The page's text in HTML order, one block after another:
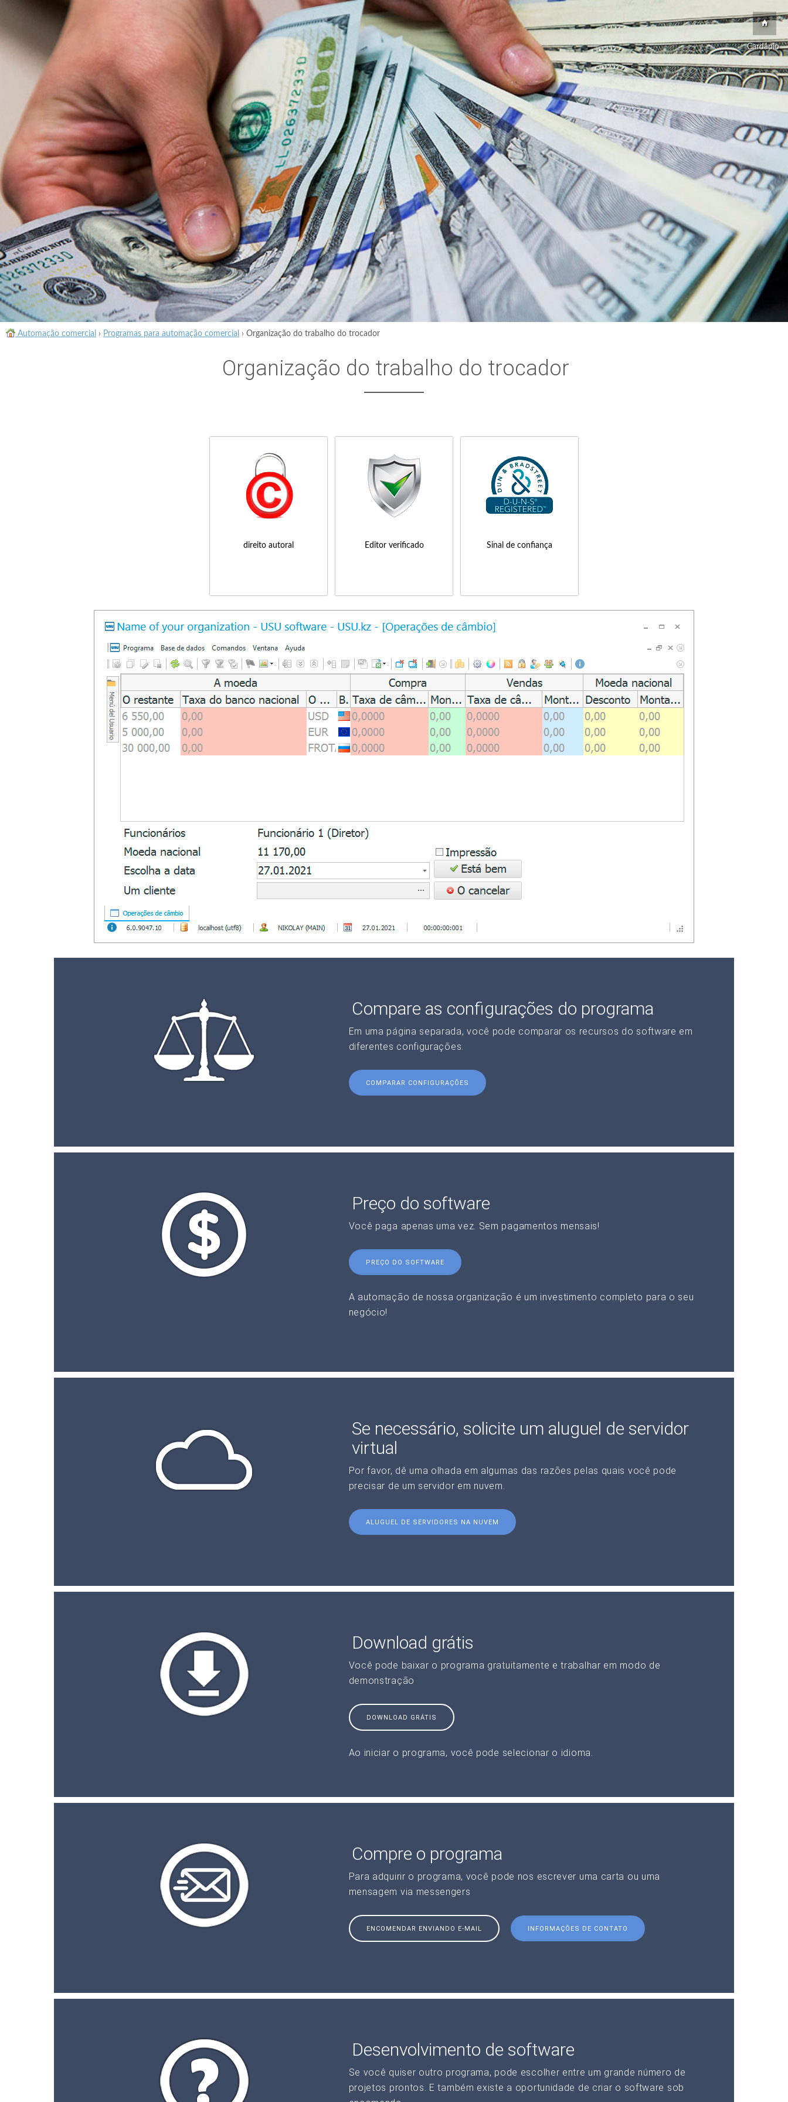
Cardápio
Automação comercial › Programas para automação comercial › Organização do trabalho do trocador
Organização do trabalho do trocador
direito autoral Editor verificado Sinal de confiança
Compare as configurações do programa
Em uma página separada, você pode comparar os recursos do software em
diferentes configurações.
COMPARAR CONFIGURAÇÕES
Preço do software
Você paga apenas uma vez. Sem pagamentos mensais!
PREÇO DO SOFTWARE
A automação de nossa organização é um investimento completo para o seu
negócio!
Se necessário, solicite um aluguel de servidor
virtual
Por favor, dê uma olhada em algumas das razões pelas quais você pode
precisar de um servidor em nuvem.
ALUGUEL DE SERVIDORES NA NUVEM
Download grátis
Você pode baixar o programa gratuitamente e trabalhar em modo de
demonstração
DOWNLOAD GRÁTIS
Ao iniciar o programa, você pode selecionar o idioma.
Compre o programa
Para adquirir o programa, você pode nos escrever uma carta ou uma
mensagem via messengers
ENCOMENDAR ENVIANDO E-MAIL INFORMAÇÕES DE CONTATO
Desenvolvimento de software
Se você quiser outro programa, pode escolher entre um grande número de
projetos prontos. E também existe a oportunidade de criar o software sob